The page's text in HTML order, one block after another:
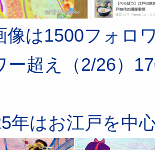
像は1500フォロ
ー超え（2/26）
年はお江戸を中